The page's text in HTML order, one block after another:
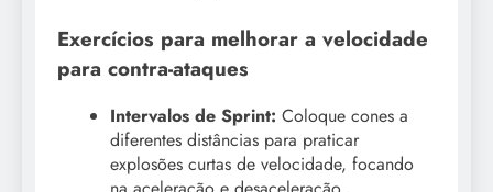
Exercícios para melhorar a velocidade
para contra-ataques
Intervalos de Sprint: Coloque cones a
diferentes distâncias para praticar
explosões curtas de velocidade, focando